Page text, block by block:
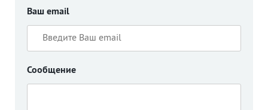
Ваш email
Сообщение